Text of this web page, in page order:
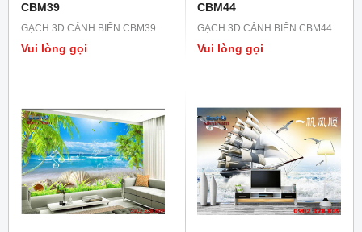
CBM39
GẠCH 3D CẢNH BIỂN CBM39
Vui lòng gọi
CBM44
GẠCH 3D CẢNH BIỂN CBM44
Vui lòng gọi